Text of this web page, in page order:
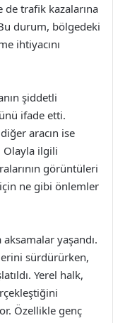
de trafik kazalarına
durum, bölgedeki
ihtiyacını
şiddetli
ifade etti.
aracın ise
Olayla ilgili
görüntüleri
ne gibi önlemler
aksamalar yaşandı.
sürdürürken,
Yerel halk,
Özellikle genç